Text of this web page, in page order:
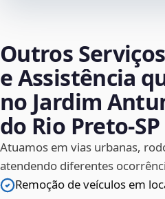
Outros
e Assistência
no Jardim
do Rio Preto‑SP
Atuamos em vias urbanas,
atendendo diferentes
Remoção de veículos em